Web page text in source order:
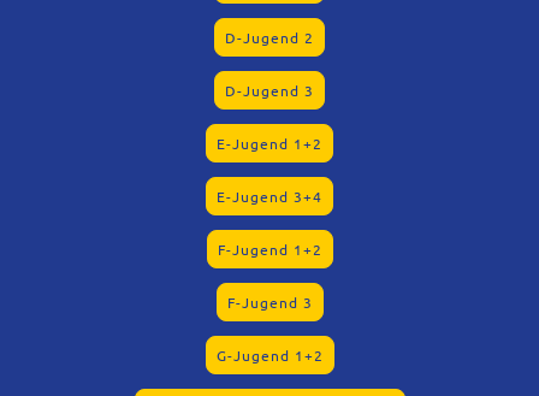
D-Jugend 2
D-Jugend 3
E-Jugend 1+2
E-Jugend 3+4
F-Jugend 1+2
F-Jugend 3
G-Jugend 1+2